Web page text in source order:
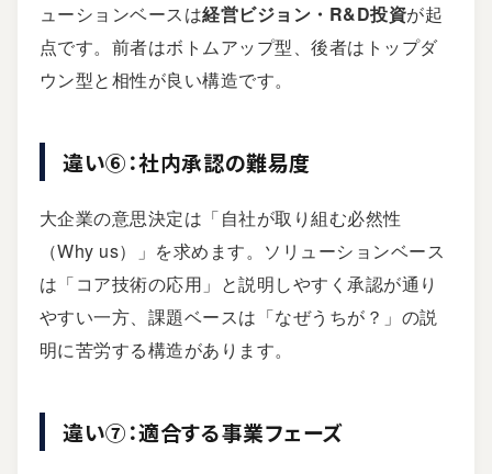
ューションベースは経営ビジョン・R&D投資が起
点です。前者はボトムアップ型、後者はトップダ
ウン型と相性が良い構造です。
違い⑥：社内承認の難易度
大企業の意思決定は「自社が取り組む必然性
（Why us）」を求めます。ソリューションベース
は「コア技術の応用」と説明しやすく承認が通り
やすい一方、課題ベースは「なぜうちが？」の説
明に苦労する構造があります。
違い⑦：適合する事業フェーズ